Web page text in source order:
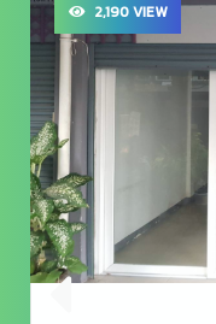
2,190 VIEW